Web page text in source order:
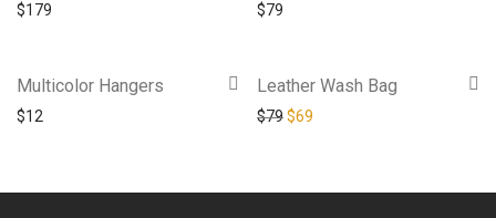
$179 $79
Multicolor Hangers
$12
Leather Wash Bag
$79$69